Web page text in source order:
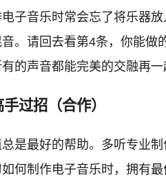
子音乐时常会忘了将乐器
。请回去看第4条，你能
的声音都能完美的交融再
过招（合作）
是最好的帮助。多听专业
何制作电子音乐时，拥有